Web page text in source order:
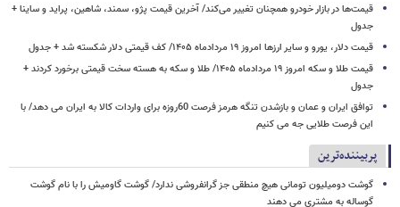
قیمت‌ها در بازار خودرو همچنان تغییر می‌کند/ آخرین قیمت پژو، سمند، شاهین، پراید و ساینا +
جدول
قیمت دلار، یورو و سایر ارزها امروز ۱۹ مردادماه ۱۴۰۵/ کف قیمتی دلار شکسته شد + جدول
قیمت طلا و سکه امروز ۱۹ مردادماه ۱۴۰۵/ طلا و سکه به هسته سخت قیمتی برخورد کردند +
جدول
توافق ایران و عمان و بازشدن تنگه هرمز فرصت 60روزه برای واردات کالا به ایران می دهد/ با
این فرصت طلایی جه می کنیم
پربیننده‌ترین
گوشت دومیلیون تومانی هیچ منطقی جز گرانفروشی ندارد/ گوشت گاومیش را با نام گوشت
گوساله به مشتری می دهند